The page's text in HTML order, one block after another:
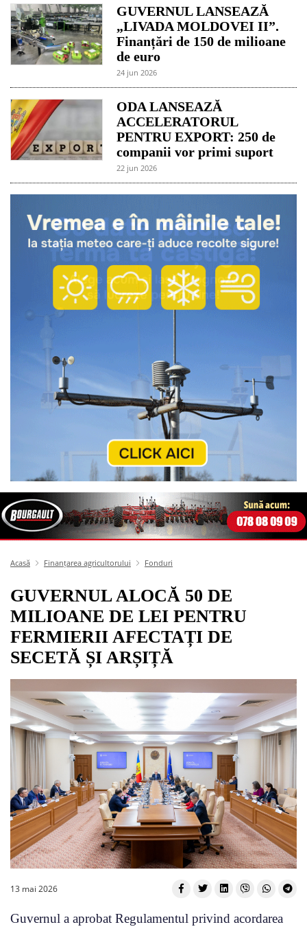
GUVERNUL LANSEAZĂ
„LIVADA MOLDOVEI II”.
Finanțări de 150 de milioane
de euro
24 jun 2026
ODA LANSEAZĂ
ACCELERATORUL
PENTRU EXPORT: 250 de
companii vor primi suport
22 jun 2026
Acasă Finanțarea agricultorului Fonduri
GUVERNUL ALOCĂ 50 DE
MILIOANE DE LEI PENTRU
FERMIERII AFECTAȚI DE
SECETĂ ȘI ARȘIȚĂ
13 mai 2026
Guvernul a aprobat Regulamentul privind acordarea